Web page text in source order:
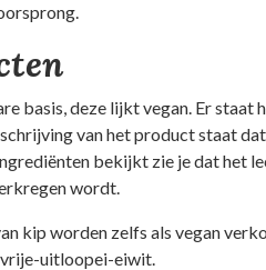
basis, deze lijkt vegan. Er staat
van het product staat
bekijkt zie je dat het
wordt.
kip worden zelfs als vegan
vrije-uitloopei-eiwit.